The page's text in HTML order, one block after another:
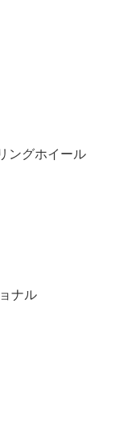
ングホイール
ナル